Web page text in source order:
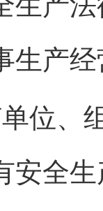
生产
、组
安全